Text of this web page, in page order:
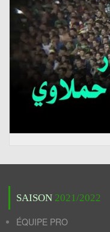
SAISON 2021/2022
ÉQUIPE PRO